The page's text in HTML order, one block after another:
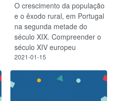
O crescimento da população
e o êxodo rural, em Portugal
na segunda metade do
século XIX. Compreender o
século XIV europeu
2021-01-15